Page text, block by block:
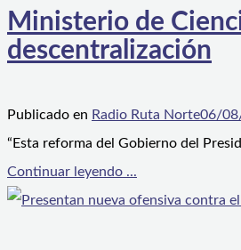
Ministerio de
descentralización
Publicado en Radio Ruta Norte06/
“Esta reforma del Gobierno del
Continuar leyendo ...